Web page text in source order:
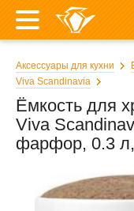
Аксессуары для кухни
Viva Scandinavia
Ёмкость для
Viva
фарфор, 0.3